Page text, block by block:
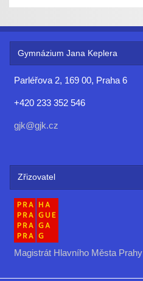
Gymnázium Jana Keplera
Parléřova 2, 169 00, Praha 6
+420 233 352 546
gjk@gjk.cz
Zřizovatel
Magistrát Hlavního Města Prahy